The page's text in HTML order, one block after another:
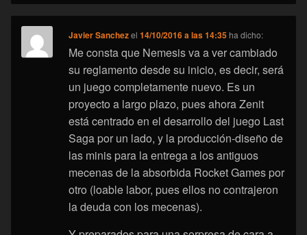
Javier Sanchezel14/10/2016 a las 14:35 ha dicho:
Me consta que Nemesis va a ver cambiado
su reglamento desde su inicio, es decir, será
un juego completamente nuevo. Es un
proyecto a largo plazo, pues ahora Zenit
está centrado en el desarrollo del juego Last
Saga por un lado, y la producción-diseño de
las minis para la entrega a los antiguos
mecenas de la absorbida Rocket Games por
otro (loable labor, pues ellos no contrajeron
la deuda con los mecenas).